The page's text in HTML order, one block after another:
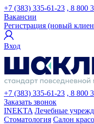
+7 (383) 335-61-23 , 8 800
Вакансии
Регистрация (новый
Вход
+7 (383) 335-61-23 , 8 800
Заказать звонок
INEKTA Лечебные
Стоматология Салон